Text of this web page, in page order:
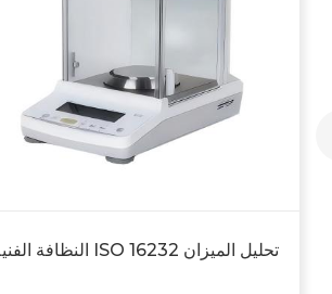
النظافة الفنية ISO 16232 تحليل الميزان